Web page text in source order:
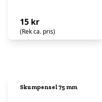
15 kr
(Rek ca. pris)
Skumpensel 75 mm